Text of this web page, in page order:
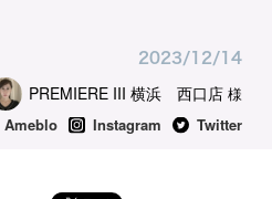
ブログ
求人
2023/12/14
PREMIERE III 横浜 西口店 様
Ameblo
Instagram Twitter